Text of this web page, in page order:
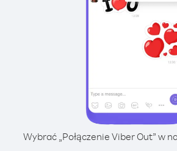
Wybrać „Połączenie Viber Out” w